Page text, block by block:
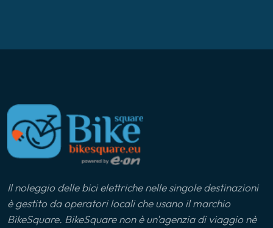
Il noleggio delle bici elettriche nelle singole destinazioni
è gestito da operatori locali che usano il marchio
BikeSquare. BikeSquare non è un'agenzia di viaggio nè